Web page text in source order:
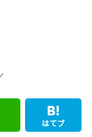
はてブ